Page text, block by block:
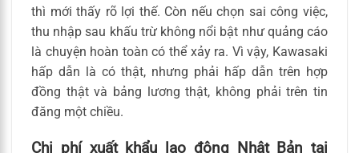
thì mới thấy rõ lợi thế. Còn nếu chọn sai công việc,
thu nhập sau khấu trừ không nổi bật như quảng cáo
là chuyện hoàn toàn có thể xảy ra. Vì vậy, Kawasaki
hấp dẫn là có thật, nhưng phải hấp dẫn trên hợp
đồng thật và bảng lương thật, không phải trên tin
đăng một chiều.
Chi phí xuất khẩu lao động Nhật Bản tại